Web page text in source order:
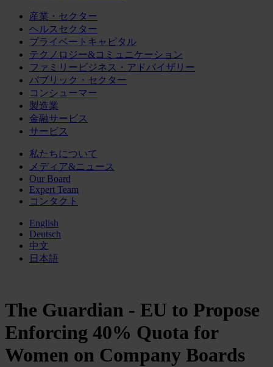
産業・セクター
ヘルスセクター
プライベートキャピタル
テクノロジー&コミュニケーション
ファミリービジネス・アドバイザリー
パブリック・セクター
コンシューマー
製造業
金融サービス
サービス
私たちについて
メディア&ニュース
Our Board
Expert Team
コンタクト
English
Deutsch
中文
日本語
The Guardian - EU to Propose
Enforcing 40% Quota for
Women on Company Boards